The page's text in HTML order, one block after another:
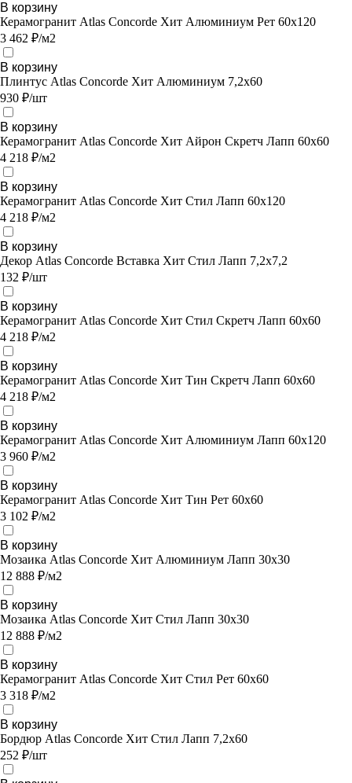
В корзину
Керамогранит Atlas Concorde Хит Алюминиум Рет 60х120
3 462 ₽/м2
В корзину
Плинтус Atlas Concorde Хит Алюминиум 7,2х60
930 ₽/шт
В корзину
Керамогранит Atlas Concorde Хит Айрон Скретч Лапп 60х60
4 218 ₽/м2
В корзину
Керамогранит Atlas Concorde Хит Стил Лапп 60х120
4 218 ₽/м2
В корзину
Декор Atlas Concorde Вставка Хит Стил Лапп 7,2х7,2
132 ₽/шт
В корзину
Керамогранит Atlas Concorde Хит Стил Скретч Лапп 60х60
4 218 ₽/м2
В корзину
Керамогранит Atlas Concorde Хит Тин Скретч Лапп 60х60
4 218 ₽/м2
В корзину
Керамогранит Atlas Concorde Хит Алюминиум Лапп 60х120
3 960 ₽/м2
В корзину
Керамогранит Atlas Concorde Хит Тин Рет 60х60
3 102 ₽/м2
В корзину
Мозаика Atlas Concorde Хит Алюминиум Лапп 30х30
12 888 ₽/м2
В корзину
Мозаика Atlas Concorde Хит Стил Лапп 30х30
12 888 ₽/м2
В корзину
Керамогранит Atlas Concorde Хит Стил Рет 60х60
3 318 ₽/м2
В корзину
Бордюр Atlas Concorde Хит Стил Лапп 7,2х60
252 ₽/шт